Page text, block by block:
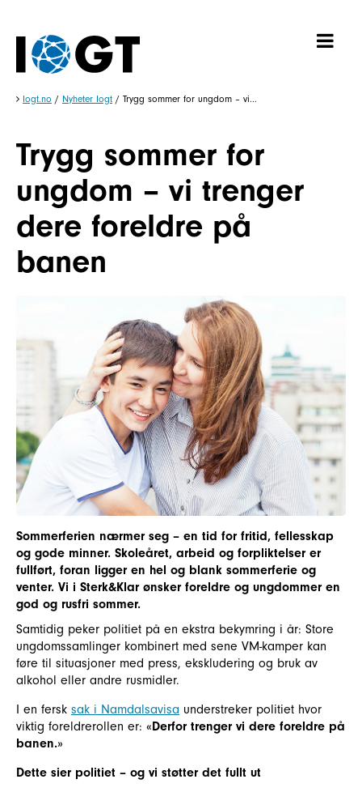
Iogt.no / Nyheter Iogt / Trygg sommer for ungdom – vi...
Trygg sommer for
ungdom – vi trenger
dere foreldre på
banen
Sommerferien nærmer seg – en tid for fritid, fellesskap
og gode minner. Skoleåret, arbeid og forpliktelser er
fullført, foran ligger en hel og blank sommerferie og
venter. Vi i Sterk&Klar ønsker foreldre og ungdommer en
god og rusfri sommer.
Samtidig peker politiet på en ekstra bekymring i år: Store
ungdomssamlinger kombinert med sene VM-kamper kan
føre til situasjoner med press, ekskludering og bruk av
alkohol eller andre rusmidler.
I en fersk sak i Namdalsavisa understreker politiet hvor
viktig foreldrerollen er: «Derfor trenger vi dere foreldre på
banen.»
Dette sier politiet – og vi støtter det fullt ut